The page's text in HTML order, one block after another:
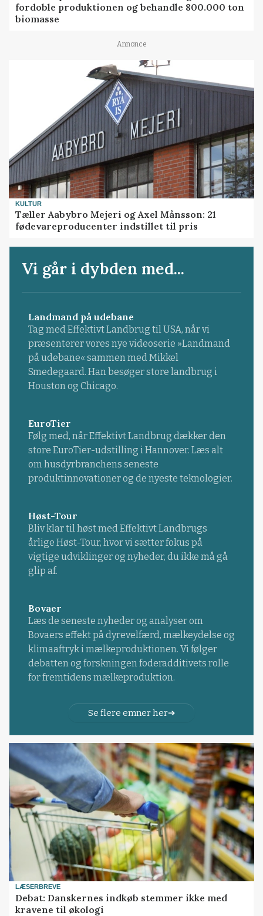
fordoble produktionen og behandle 800.000 ton
biomasse
Annonce
KULTUR
Tæller Aabybro Mejeri og Axel Månsson: 21
fødevareproducenter indstillet til pris
Vi går i dybden med...
Landmand på udebane
Tag med Effektivt Landbrug til USA, når vi
præsenterer vores nye videoserie »Landmand
på udebane« sammen med Mikkel
Smedegaard. Han besøger store landbrug i
Houston og Chicago.
EuroTier
Følg med, når Effektivt Landbrug dækker den
store EuroTier-udstilling i Hannover. Læs alt
om husdyrbranchens seneste
produktinnovationer og de nyeste teknologier.
Høst-Tour
Bliv klar til høst med Effektivt Landbrugs
årlige Høst-Tour, hvor vi sætter fokus på
vigtige udviklinger og nyheder, du ikke må gå
glip af.
Bovaer
Læs de seneste nyheder og analyser om
Bovaers effekt på dyrevelfærd, mælkeydelse og
klimaaftryk i mælkeproduktionen. Vi følger
debatten og forskningen foderadditivets rolle
for fremtidens mælkeproduktion.
Se flere emner her
LÆSERBREVE
Debat: Danskernes indkøb stemmer ikke med
kravene til økologi